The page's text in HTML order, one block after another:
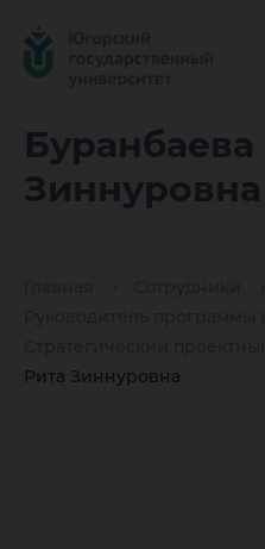
Буранбаева
Зиннуровна
Рита Зиннуровна